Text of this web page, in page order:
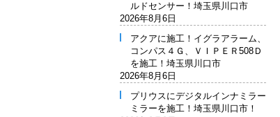
ルドセンサー！埼玉県川口市
2026年8月6日
アクアに施工！イグラアラーム、
コンパス４Ｇ、ＶＩＰＥＲ508Ｄ
を施工！埼玉県川口市
2026年8月6日
プリウスにデジタルインナミラー
ミラーを施工！埼玉県川口市！